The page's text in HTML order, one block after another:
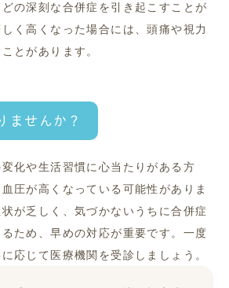
の深刻な合併症を引き起こすことが
く高くなった場合には、頭痛や視力
とがあります。
ませんか？
化や生活習慣に心当たりがある方
圧が高くなっている可能性がありま
が乏しく、気づかないうちに合併症
ため、早めの対応が重要です。一度
応じて医療機関を受診しましょう。